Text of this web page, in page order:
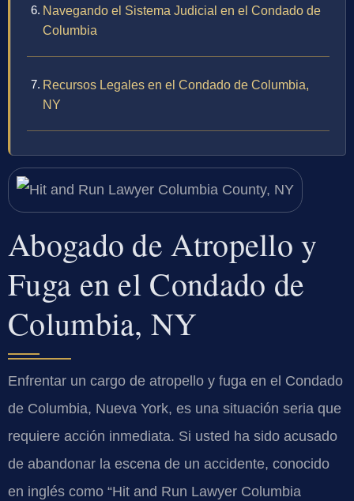
Navegando el Sistema Judicial en el Condado de
Columbia
Recursos Legales en el Condado de Columbia,
NY
Abogado de Atropello y
Fuga en el Condado de
Columbia, NY
Enfrentar un cargo de atropello y fuga en el Condado
de Columbia, Nueva York, es una situación seria que
requiere acción inmediata. Si usted ha sido acusado
de abandonar la escena de un accidente, conocido
en inglés como “Hit and Run Lawyer Columbia